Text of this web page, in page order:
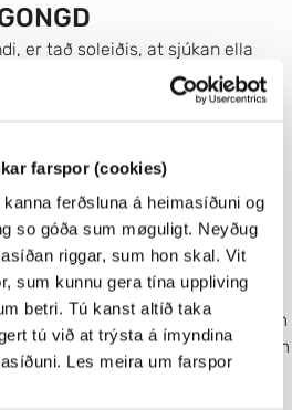
farspor (cookies)
ferðsluna á heimasíðuni og
so góða sum møguligt. Neyðug
riggar, sum hon skal. Vit
sum kunnu gera tína uppliving
betri. Tú kanst altíð taka
tú við at trýsta á ímyndina
Les meira um farspor
er tað soleiðis, at sjúkan ella
uttan at bæði eintøkini av
frá mammuni og tað frá
kunnu býtast í tríggjar bólkar,
ein hevur fingið frá
tvey vanlig eintøk av íleguni á
hjá barninum ytst til
av teim sjúkuberandi ílegunum
(Støðan hjá teimum báðum
niðanfyri)